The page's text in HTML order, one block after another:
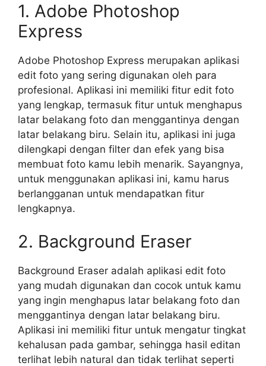
1. Adobe Photoshop
Express
Adobe Photoshop Express merupakan aplikasi
edit foto yang sering digunakan oleh para
profesional. Aplikasi ini memiliki fitur edit foto
yang lengkap, termasuk fitur untuk menghapus
latar belakang foto dan menggantinya dengan
latar belakang biru. Selain itu, aplikasi ini juga
dilengkapi dengan filter dan efek yang bisa
membuat foto kamu lebih menarik. Sayangnya,
untuk menggunakan aplikasi ini, kamu harus
berlangganan untuk mendapatkan fitur
lengkapnya.
2. Background Eraser
Background Eraser adalah aplikasi edit foto
yang mudah digunakan dan cocok untuk kamu
yang ingin menghapus latar belakang foto dan
menggantinya dengan latar belakang biru.
Aplikasi ini memiliki fitur untuk mengatur tingkat
kehalusan pada gambar, sehingga hasil editan
terlihat lebih natural dan tidak terlihat seperti